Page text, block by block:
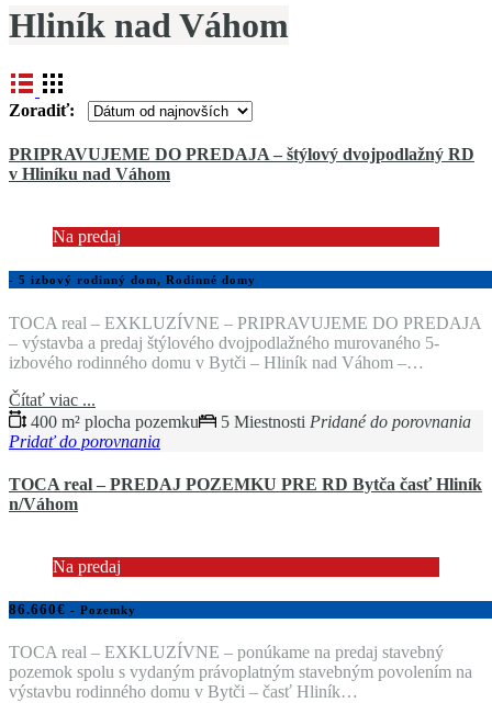
Hliník nad Váhom
Zoradiť:
PRIPRAVUJEME DO PREDAJA – štýlový dvojpodlažný RD
v Hliníku nad Váhom
Na predaj
- 5 izbový rodinný dom, Rodinné domy
TOCA real – EXKLUZÍVNE – PRIPRAVUJEME DO PREDAJA
– výstavba a predaj štýlového dvojpodlažného murovaného 5-
izbového rodinného domu v Bytči – Hliník nad Váhom –…
Čítať viac ...
400 m² plocha pozemku
5 Miestnosti Pridané do porovnania
Pridať do porovnania
TOCA real – PREDAJ POZEMKU PRE RD Bytča časť Hliník
n/Váhom
Na predaj
86.660€ - Pozemky
TOCA real – EXKLUZÍVNE – ponúkame na predaj stavebný
pozemok spolu s vydaným právoplatným stavebným povolením na
výstavbu rodinného domu v Bytči – časť Hliník…